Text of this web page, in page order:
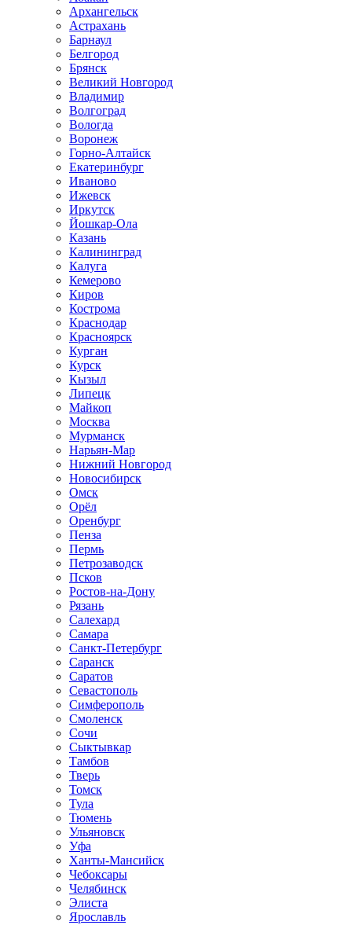
Архангельск
Астрахань
Барнаул
Белгород
Брянск
Великий Новгород
Владимир
Волгоград
Вологда
Воронеж
Горно-Алтайск
Екатеринбург
Иваново
Ижевск
Иркутск
Йошкар-Ола
Казань
Калининград
Калуга
Кемерово
Киров
Кострома
Краснодар
Красноярск
Курган
Курск
Кызыл
Липецк
Майкоп
Москва
Мурманск
Нарьян-Мар
Нижний Новгород
Новосибирск
Омск
Орёл
Оренбург
Пенза
Пермь
Петрозаводск
Псков
Ростов-на-Дону
Рязань
Салехард
Самара
Санкт-Петербург
Саранск
Саратов
Севастополь
Симферополь
Смоленск
Сочи
Сыктывкар
Тамбов
Тверь
Томск
Тула
Тюмень
Ульяновск
Уфа
Ханты-Мансийск
Чебоксары
Челябинск
Элиста
Ярославль